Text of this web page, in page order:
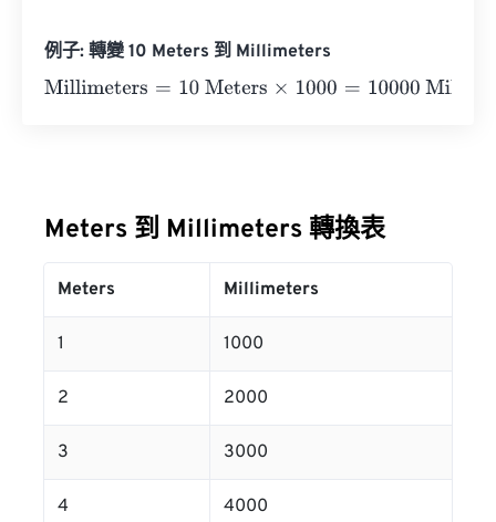
例子: 轉變 10 Meters 到 Millimeters
Millimeters=10 Meters×1000 =10000 Millimeters
Meters 到 Millimeters 轉換表
Meters Millimeters
1 1000
2 2000
3 3000
4 4000